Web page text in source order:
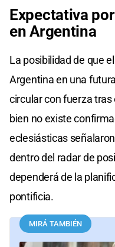
Expectativa
en Argentina
La posibilidad de que
Argentina en una
circular con fuerza tras
bien no existe
eclesiásticas
dentro del radar de
dependerá de la
pontificia.
MIRÁ TAMBIÉN